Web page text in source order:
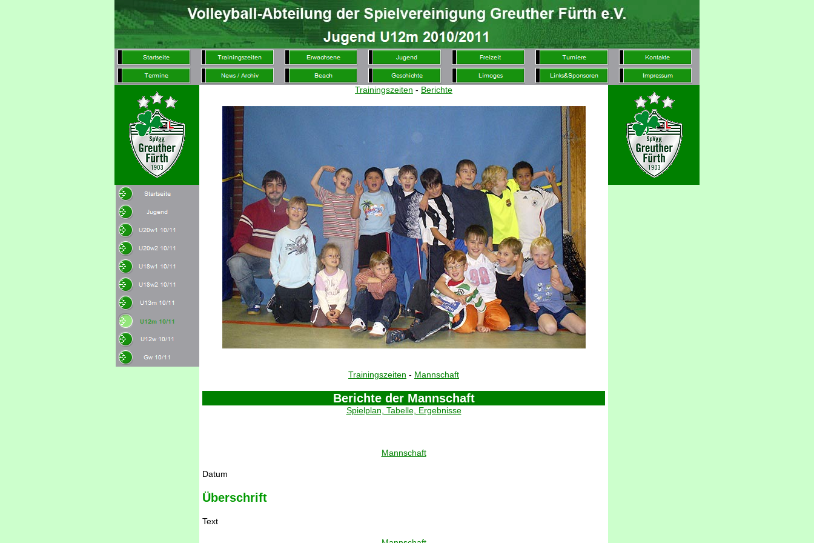
Trainingszeiten - Berichte
Trainingszeiten - Mannschaft
Berichte der Mannschaft
Spielplan, Tabelle, Ergebnisse
Mannschaft
Datum
Überschrift
Text